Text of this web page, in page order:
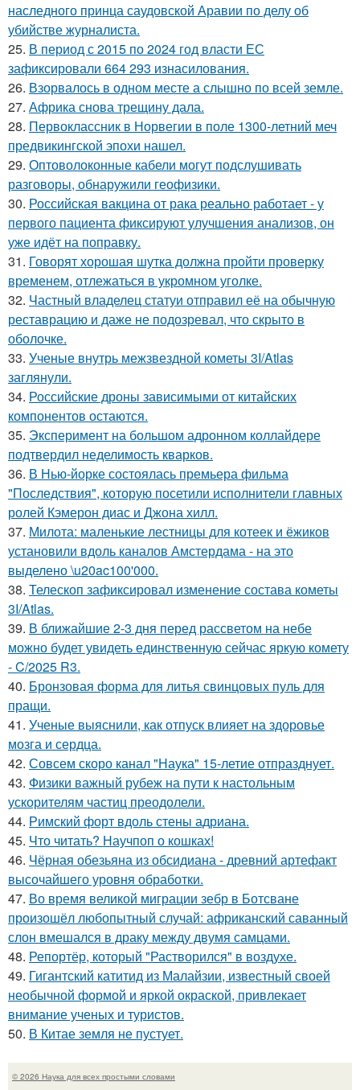
наследного принца саудовской Аравии по делу об
убийстве журналиста.
25. В период с 2015 по 2024 год власти ЕС
зафиксировали 664 293 изнасилования.
26. Взорвалось в одном месте а слышно по всей земле.
27. Африка снова трещину дала.
28. Первоклассник в Норвегии в поле 1300-летний меч
предвикингской эпохи нашел.
29. Оптоволоконные кабели могут подслушивать
разговоры, обнаружили геофизики.
30. Российская вакцина от рака реально работает - у
первого пациента фиксируют улучшения анализов, он
уже идёт на поправку.
31. Говорят хорошая шутка должна пройти проверку
временем, отлежаться в укромном уголке.
32. Частный владелец статуи отправил её на обычную
реставрацию и даже не подозревал, что скрыто в
оболочке.
33. Ученые внутрь межзвездной кометы 3I/Atlas
заглянули.
34. Российские дроны зависимыми от китайских
компонентов остаются.
35. Эксперимент на большом адронном коллайдере
подтвердил неделимость кварков.
36. В Нью-йорке состоялась премьера фильма
"Последствия", которую посетили исполнители главных
ролей Кэмерон диас и Джона хилл.
37. Милота: маленькие лестницы для котеек и ёжиков
установили вдоль каналов Амстердама - на это
выделено \u20ac100'000.
38. Телескоп зафиксировал изменение состава кометы
3I/Atlas.
39. В ближайшие 2-3 дня перед рассветом на небе
можно будет увидеть единственную сейчас яркую комету
- C/2025 R3.
40. Бронзовая форма для литья свинцовых пуль для
пращи.
41. Ученые выяснили, как отпуск влияет на здоровье
мозга и сердца.
42. Совсем скоро канал "Наука" 15-летие отпразднует.
43. Физики важный рубеж на пути к настольным
ускорителям частиц преодолели.
44. Римский форт вдоль стены адриана.
45. Что читать? Научпоп о кошках!
46. Чёрная обезьяна из обсидиана - древний артефакт
высочайшего уровня обработки.
47. Во время великой миграции зебр в Ботсване
произошёл любопытный случай: африканский саванный
слон вмешался в драку между двумя самцами.
48. Репортёр, который "Растворился" в воздухе.
49. Гигантский катитид из Малайзии, известный своей
необычной формой и яркой окраской, привлекает
внимание ученых и туристов.
50. В Китае земля не пустует.
© 2026 Наука для всех простыми словами